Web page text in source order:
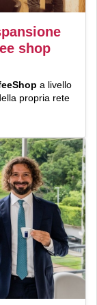
shop
a livello
propria rete